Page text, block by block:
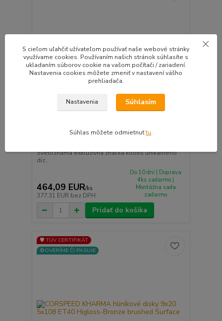
BARRACUDA KARIZZMA hliníkové disky 9x20
Svetoznáma exkluzívna značka kolies unikátneho
diz...
464,09 EUR/ks
377,31 EUR bez DPH
Do 10 dní | Doprava
4ks zadarmo |
Montážna sada
zadarmo
Pridať do košíka
🛡️ TÜV CERTIFIKÁT
⚙️OVERÍME ČI PASUJE
S cieľom uľahčiť užívateľom používať naše webové stránky
využívame cookies. Používaním našich stránok súhlasíte s
ukladaním súborov cookie na vašom počítači / zariadení.
Nastavenia cookies môžete zmeniť v nastavení vášho
prehliadača.
Nastavenia Súhlasím
Súhlas môžete odmietnuťtu.